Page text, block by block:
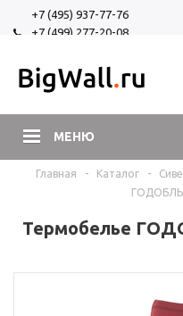
+7 (495) 937-77-76
+7 (499) 277-20-08
МЕНЮ
Главная - Каталог -
ГОДОБЛЬ
Термобелье